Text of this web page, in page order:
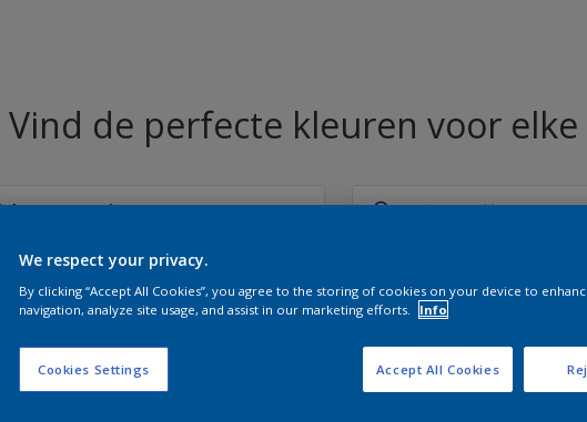
Vind de perfecte kleuren voor
501 Exterior
Sikkens Kleuren van het Jaar 2026 - The Rhythm of Blues
Futures 2025
We respect your privacy.
By clicking “Accept All Cookies”, you agree to the storing of cookies on your device to
navigation, analyze site usage, and assist in our marketing efforts.
Info
Cookies Settings Accept All Cookies